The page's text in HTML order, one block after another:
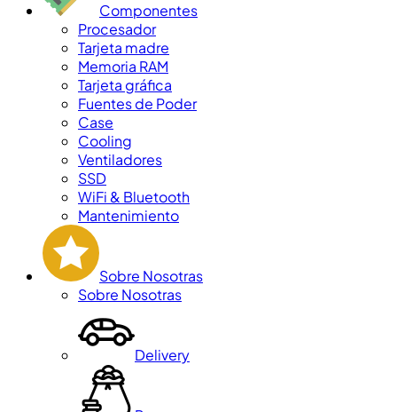
Componentes
Procesador
Tarjeta madre
Memoria RAM
Tarjeta gráfica
Fuentes de Poder
Case
Cooling
Ventiladores
SSD
WiFi & Bluetooth
Mantenimiento
Sobre Nosotras
Sobre Nosotras
Delivery